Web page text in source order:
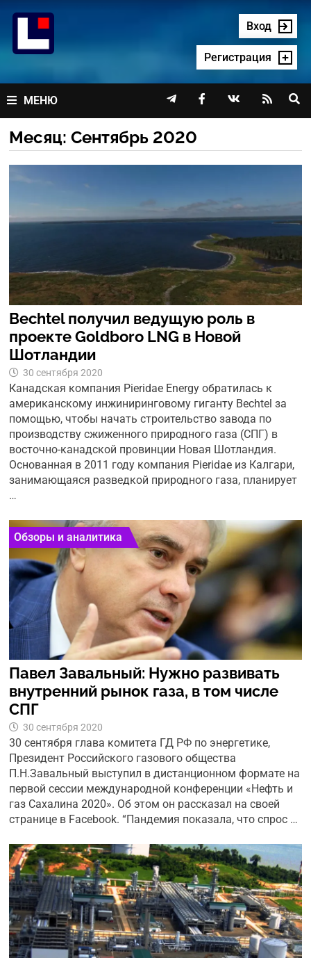
содержимому
Вход
Регистрация
МЕНЮ    
Месяц:Сентябрь 2020
Bechtel получил ведущую роль в
проекте Goldboro LNG в Новой
Шотландии
30 сентября 2020
Канадская компания Pieridae Energy обратилась к
американскому инжиниринговому гиганту Bechtel за
помощью, чтобы начать строительство завода по
производству сжиженного природного газа (СПГ) в
восточно-канадской провинции Новая Шотландия.
Основанная в 2011 году компания Pieridae из Калгари,
занимающаяся разведкой природного газа, планирует
…
Обзоры и аналитика
Павел Завальный: Нужно развивать
внутренний рынок газа, в том числе
СПГ
30 сентября 2020
30 сентября глава комитета ГД РФ по энергетике,
Президент Российского газового общества
П.Н.Завальный выступил в дистанционном формате на
первой сессии международной конференции «Нефть и
газ Сахалина 2020». Об этом он рассказал на своей
странице в Facebook. “Пандемия показала, что спрос …